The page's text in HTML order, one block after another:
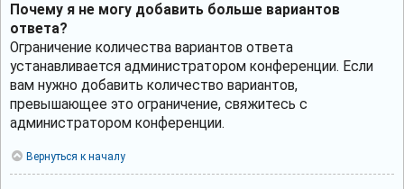
Почему я не могу добавить больше вариантов
ответа?
Ограничение количества вариантов ответа
устанавливается администратором конференции. Если
вам нужно добавить количество вариантов,
превышающее это ограничение, свяжитесь с
администратором конференции.
Вернуться к началу